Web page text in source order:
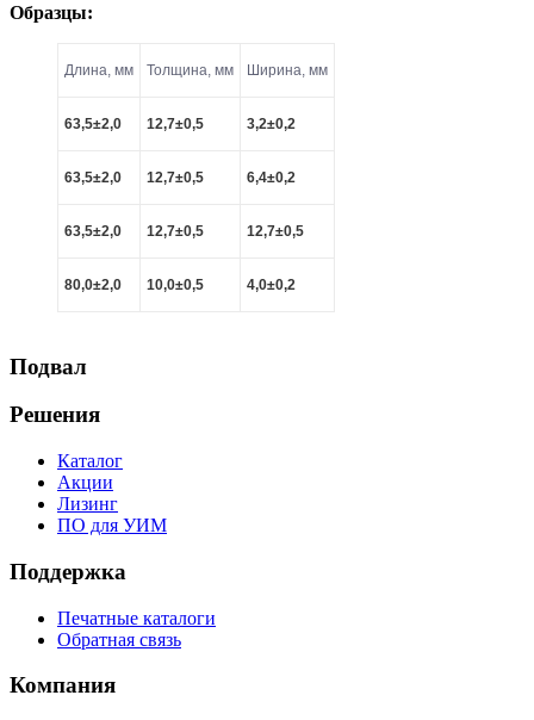
Образцы:
Длина, мм Толщина, мм Ширина, мм
63,5±2,0 12,7±0,5 3,2±0,2
63,5±2,0 12,7±0,5 6,4±0,2
63,5±2,0 12,7±0,5 12,7±0,5
80,0±2,0 10,0±0,5 4,0±0,2
Подвал
Решения
Каталог
Акции
Лизинг
ПО для УИМ
Поддержка
Печатные каталоги
Обратная связь
Компания